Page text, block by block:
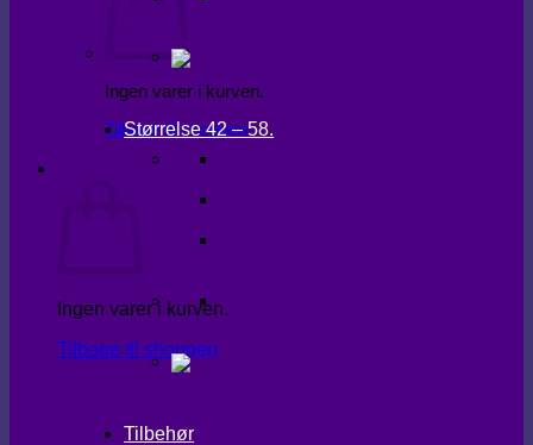
Ingen varer i kurven.
Tilbage til shoppen
Ingen varer i kurven.
Tilbage til shoppen
Størrelse 42 – 58.
OVERTØJ
Tilbehør